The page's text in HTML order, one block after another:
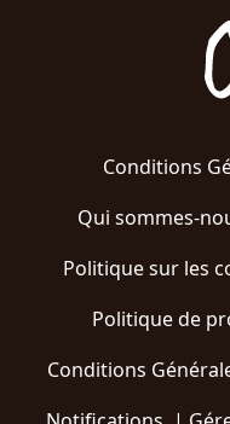
Conditions
Qui sommes-
Politique sur les
Politique de
Conditions